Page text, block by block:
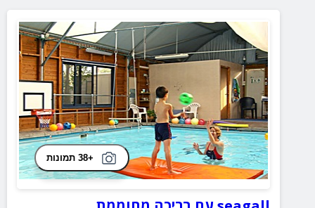
+38 תמונות